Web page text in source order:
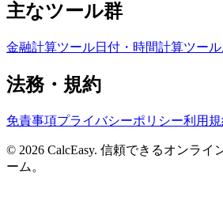
主なツール群
金融計算ツール日付・時間計算ツール
法務・規約
免責事項プライバシーポリシー利用
© 2026 CalcEasy. 信頼できるオンライ
ーム。